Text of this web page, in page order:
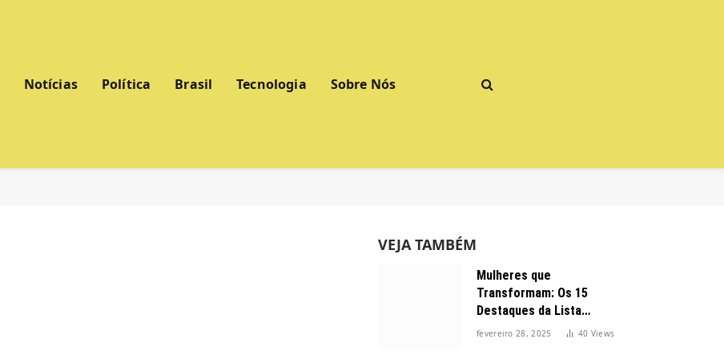
Notícias Política Brasil Tecnologia Sobre Nós
VEJA TAMBÉM
Mulheres que
Transformam: Os 15
Destaques da Lista
Forbes 2025 no Brasil
fevereiro 28, 2025 40 Views